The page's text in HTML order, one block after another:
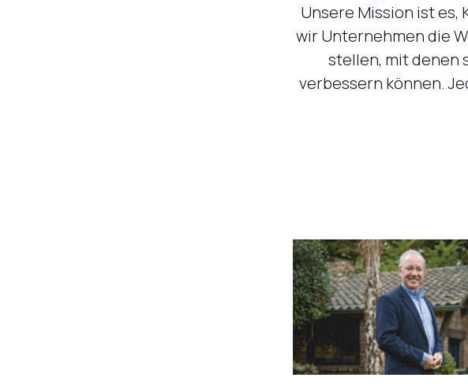
Unsere Mission ist
wir Unternehmen die
stellen, mit denen
verbessern können.